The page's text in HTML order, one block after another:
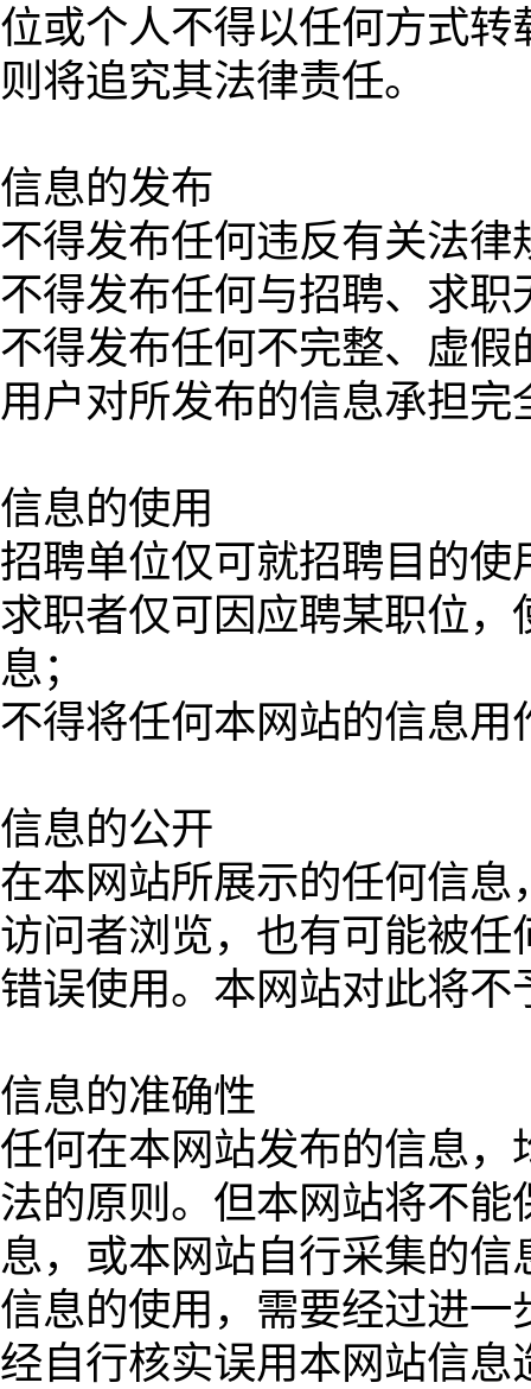
位或个人不得以任何方式
则将追究其法律责任。
信息的发布
不得发布任何违反有关法律
不得发布任何与招聘、求职
不得发布任何不完整、虚假
用户对所发布的信息承担完
信息的使用
招聘单位仅可就招聘目的使
求职者仅可因应聘某职位
息；
不得将任何本网站的信息用
信息的公开
在本网站所展示的任何信
访问者浏览，也有可能被
错误使用。本网站对此将不
信息的准确性
任何在本网站发布的信息
法的原则。但本网站将不
息，或本网站自行采集的
信息的使用，需要经过进
经自行核实误用本网站信